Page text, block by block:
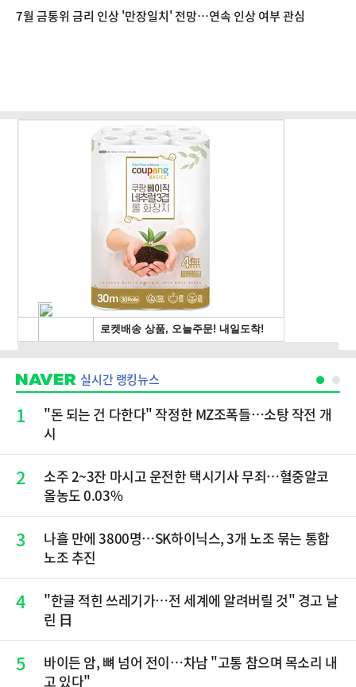
7월 금통위 금리 인상 '만장일치' 전망…연속 인상 여부 관심
실시간 랭킹뉴스
1
"돈 되는 건 다한다" 작정한 MZ조폭들…소탕 작전 개
시
2
소주 2~3잔 마시고 운전한 택시기사 무죄…혈중알코
올농도 0.03%
3
나흘 만에 3800명…SK하이닉스, 3개 노조 묶는 통합
노조 추진
4
"한글 적힌 쓰레기가…전 세계에 알려버릴 것" 경고 날
린 日
5
바이든 암, 뼈 넘어 전이…차남 "고통 참으며 목소리 내
고 있다"